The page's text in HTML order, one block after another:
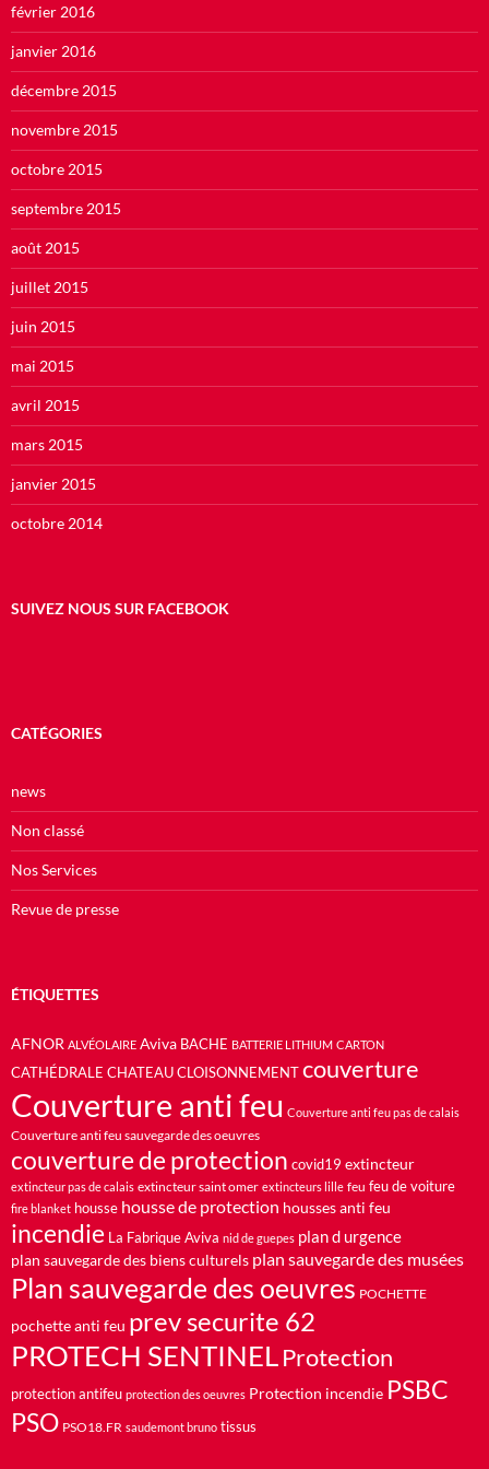
février 2016
janvier 2016
décembre 2015
novembre 2015
octobre 2015
septembre 2015
août 2015
juillet 2015
juin 2015
mai 2015
avril 2015
mars 2015
janvier 2015
octobre 2014
SUIVEZ NOUS SUR FACEBOOK
CATÉGORIES
news
Non classé
Nos Services
Revue de presse
ÉTIQUETTES
AFNOR ALVÉOLAIRE Aviva BACHE BATTERIE LITHIUM CARTON
CATHÉDRALE CHATEAU CLOISONNEMENT couverture
Couverture anti feu Couverture anti feu pas de calais
Couverture anti feu sauvegarde des oeuvres
couverture de protection covid19 extincteur
extincteur pas de calais extincteur saint omer extincteurs lille feu feu de voiture
fire blanket housse housse de protection housses anti feu
incendie La Fabrique Aviva nid de guepes plan d urgence
plan sauvegarde des biens culturels plan sauvegarde des musées
Plan sauvegarde des oeuvres POCHETTE
pochette anti feu prev securite 62
PROTECH SENTINELProtection
protection antifeu protection des oeuvres Protection incendie PSBC
PSO PSO18.FR saudemont bruno tissus